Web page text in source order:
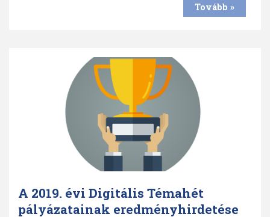
Tovább »
A 2019. évi Digitális Témahét
pályázatainak eredményhirdetése